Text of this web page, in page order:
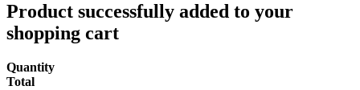
Product successfully added to your
shopping cart
Quantity
Total